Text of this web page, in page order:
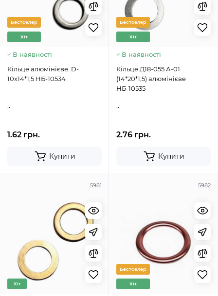
Бестселер
Хіт
В наявності
Кільце алюмінієве. D-
10х14*1,5 НБ-10534
..
1.62 грн.
Купити
Бестселер
Хіт
В наявності
Кільце Д18-055 А-01
(14*20*1,5) алюмінієве
НБ-10535
..
2.76 грн.
Купити
5981
Хіт
5982
Бестселер
Хіт